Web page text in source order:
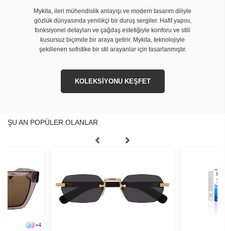
Mykita, ileri mühendislik anlayışı ve modern tasarım diliyle
gözlük dünyasında yenilikçi bir duruş sergiler. Hafif yapısı,
fonksiyonel detayları ve çağdaş estetiğiyle konforu ve stili
kusursuz biçimde bir araya getirir. Mykita, teknolojiyle
şekillenen sofistike bir stil arayanlar için tasarlanmıştır.
KOLEKSİYONU KEŞFET
ŞU AN POPÜLER OLANLAR
+4